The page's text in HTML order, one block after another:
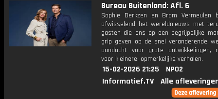
Bureau Buitenland: Afl. 6
Sophie Derkzen en Bram Vermeulen
afwisselend het wereldnieuws met
gasten die ons op een begrijpelijke
grip geven op de snel veranderende
aandacht voor grote ontwikkelingen,
voor kleinere, opmerkelijke verhalen.
15-02-2026 21:25
NPO2
Informatief.TV
Alle